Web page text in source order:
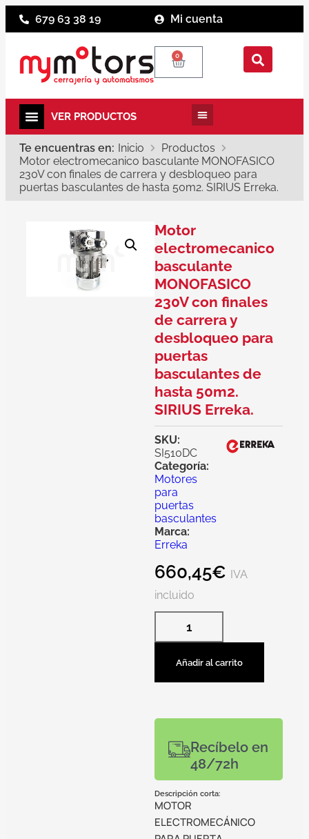
679 63 38 19 Mi cuenta
0
Te encuentras en: Inicio
Productos
Motor electromecanico basculante MONOFASICO
230V con finales de carrera y desbloqueo para
puertas basculantes de hasta 50m2. SIRIUS Erreka.
Motor
electromecanico
basculante
MONOFASICO
230V con finales
de carrera y
desbloqueo para
puertas
basculantes de
hasta 50m2.
SIRIUS Erreka.
SKU:
SI510DC
Categoría:
Motores
para
puertas
basculantes
Marca:
Erreka
660,45€ IVA
incluido
Añadir al carrito
Recíbelo en
48/72h
Descripción corta:
MOTOR
ELECTROMECÁNICO